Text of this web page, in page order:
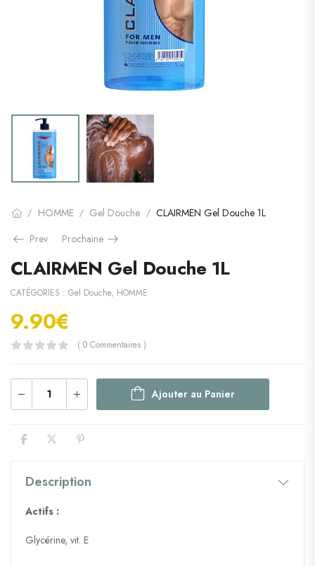
/ HOMME / Gel Douche / CLAIRMEN Gel Douche 1L
Prev
Prochaine
CLAIRMEN Gel Douche 1L
CATÉGORIES : Gel Douche, HOMME
9.90€
( 0 Commentaires )
Ajouter au Panier
Description
Actifs :
Glycérine, vit. E